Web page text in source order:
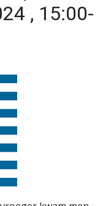
, 15:00-